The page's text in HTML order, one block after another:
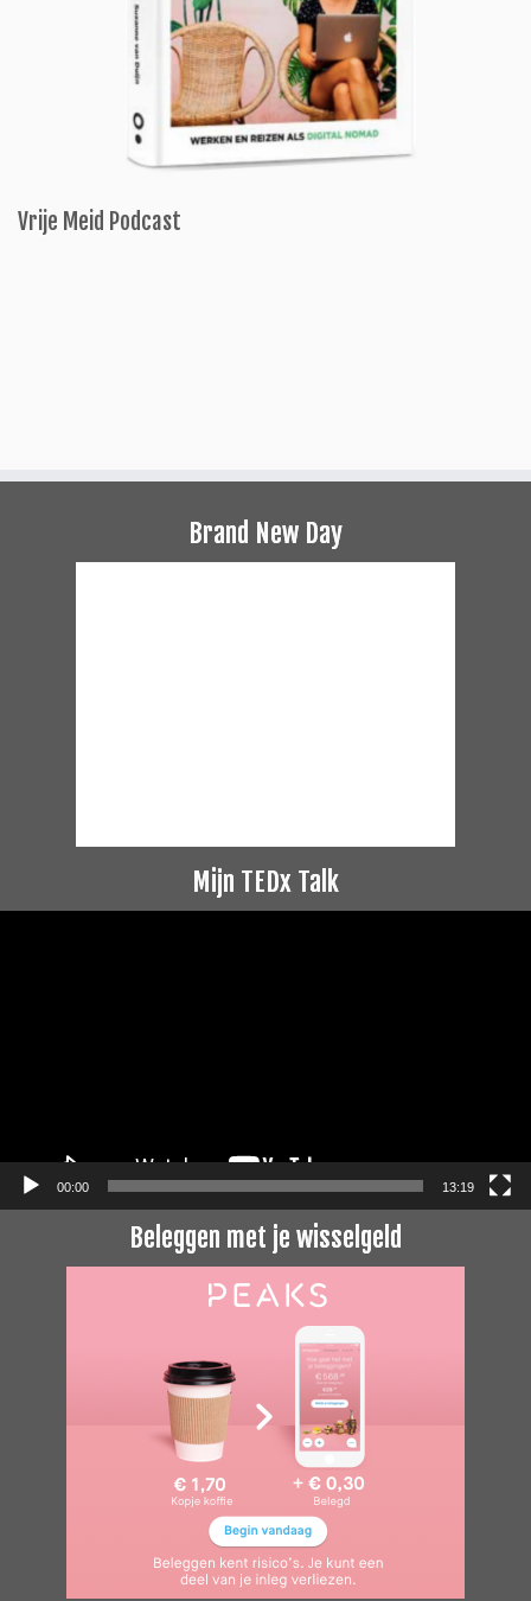
Vrije Meid Podcast
Brand New Day
Mijn TEDx Talk
00:00 13:19
Beleggen met je wisselgeld